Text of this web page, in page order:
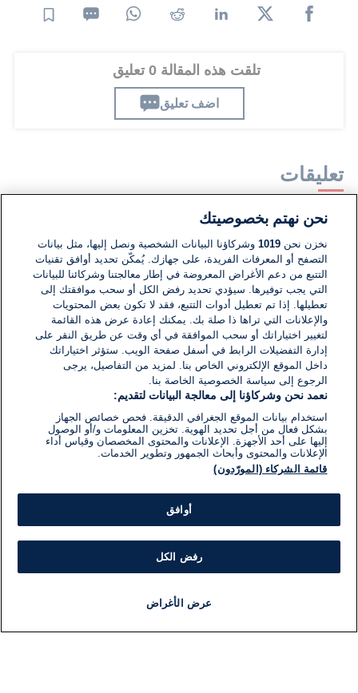
تلقت هذه المقالة 0 تعليق
اضف تعليق
تعليقات
لا توجد تعليقات مكتوبة حتى الآن. كن الأول!
اكتب تعليقًا جديدًا ...
نحن نهتم بخصوصيتك
نخزن نحن1019 وشركاؤنا البيانات الشخصية ونصل إليها، مثل بيانات
التصفح أو المعرفات الفريدة، على جهازك. يُمكّن تحديد أوافق تقنيات
التتبع من دعم الأغراض المعروضة في إطار معالجتنا وشركائنا للبيانات
التي يجب توفيرها. سيؤدي تحديد رفض الكل أو سحب موافقتك إلى
تعطيلها. إذا تم تعطيل أدوات التتبع، فقد لا تكون بعض المحتويات
والإعلانات التي تراها ذا صلة بك. يمكنك إعادة عرض هذه القائمة
لتغيير اختياراتك أو سحب الموافقة في أي وقت عن طريق النقر على
إدارة التفضيلات الرابط في أسفل صفحة الويب. ستؤثر اختياراتك
داخل الموقع الإلكتروني الخاص بنا. لمزيد من التفاصيل، يرجى
الرجوع إلى سياسة الخصوصية الخاصة بنا.
نعمد نحن وشركاؤنا إلى معالجة البيانات لتقديم:
استخدام بيانات الموقع الجغرافي الدقيقة. فحص خصائص الجهاز
بشكل فعال من أجل تحديد الهوية. تخزين المعلومات و/أو الوصول
إليها على أحد الأجهزة. الإعلانات والمحتوى المخصصان وقياس أداء
الإعلانات والمحتوى وأبحاث الجمهور وتطوير الخدمات.
قائمة الشركاء (المورّدون)
أوافق
رفض الكل
عرض الأغراض